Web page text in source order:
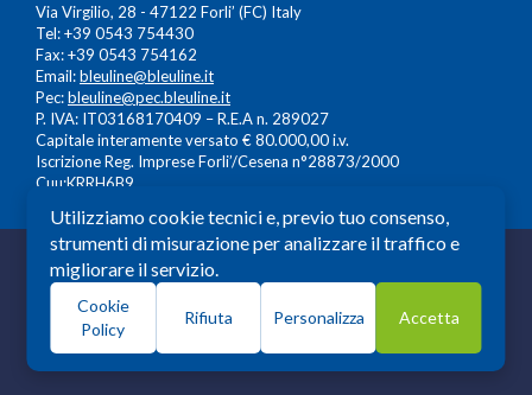
Via Virgilio, 28 - 47122 Forli’ (FC) Italy
Tel: +39 0543 754430
Fax: +39 0543 754162
Email:bleuline@bleuline.it
Pec:bleuline@pec.bleuline.it
P. IVA: IT03168170409 – R.E.A n. 289027
Capitale interamente versato € 80.000,00 i.v.
Iscrizione Reg. Imprese Forli’/Cesena n°28873/2000
Cuu:KRRH6B9
© 2026 Copyright: Bleuline s.r.l. - All Rights Reserved
Società a Socio Unico soggetta alla Direzione e
Coordinamento diLeonardo Lifescience Group S.p.A.
Milano, Amedeo d'Aosta n. 13 20129 Milano. P.iva -
Utilizziamo cookie tecnici e, previo tuo consenso,
strumenti di misurazione per analizzare il traffico e
migliorare il servizio.
Cookie
Policy
Rifiuta Personalizza Accetta